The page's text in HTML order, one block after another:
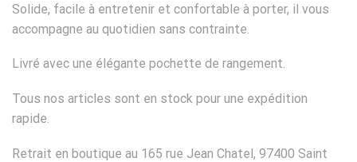
Solide, facile à entretenir et confortable à porter, il vous
accompagne au quotidien sans contrainte.
Livré avec une élégante pochette de rangement.
Tous nos articles sont en stock pour une expédition
rapide.
Retrait en boutique au 165 rue Jean Chatel, 97400 Saint